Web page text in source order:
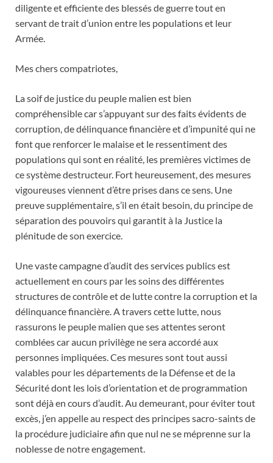
diligente et efficiente des blessés de guerre tout en
servant de trait d’union entre les populations et leur
Armée.
Mes chers compatriotes,
La soif de justice du peuple malien est bien
compréhensible car s’appuyant sur des faits évidents de
corruption, de délinquance financière et d’impunité qui ne
font que renforcer le malaise et le ressentiment des
populations qui sont en réalité, les premières victimes de
ce système destructeur. Fort heureusement, des mesures
vigoureuses viennent d’être prises dans ce sens. Une
preuve supplémentaire, s’il en était besoin, du principe de
séparation des pouvoirs qui garantit à la Justice la
plénitude de son exercice.
Une vaste campagne d’audit des services publics est
actuellement en cours par les soins des différentes
structures de contrôle et de lutte contre la corruption et la
délinquance financière. A travers cette lutte, nous
rassurons le peuple malien que ses attentes seront
comblées car aucun privilège ne sera accordé aux
personnes impliquées. Ces mesures sont tout aussi
valables pour les départements de la Défense et de la
Sécurité dont les lois d’orientation et de programmation
sont déjà en cours d’audit. Au demeurant, pour éviter tout
excès, j’en appelle au respect des principes sacro-saints de
la procédure judiciaire afin que nul ne se méprenne sur la
noblesse de notre engagement.